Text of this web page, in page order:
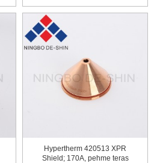
Hypertherm 420513 XPR
Shield; 170A, pehme teras